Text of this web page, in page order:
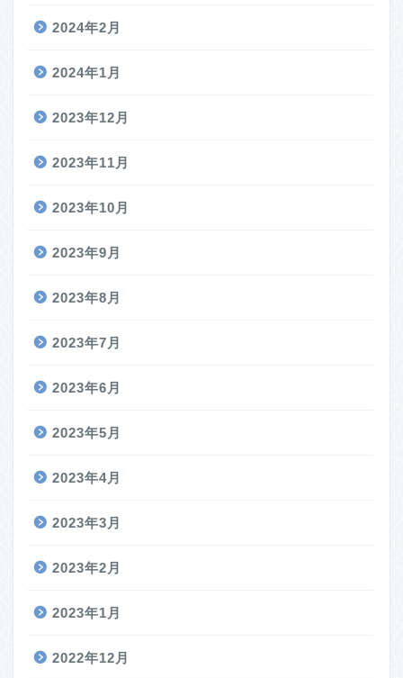
2024年2月
2024年1月
2023年12月
2023年11月
2023年10月
2023年9月
2023年8月
2023年7月
2023年6月
2023年5月
2023年4月
2023年3月
2023年2月
2023年1月
2022年12月